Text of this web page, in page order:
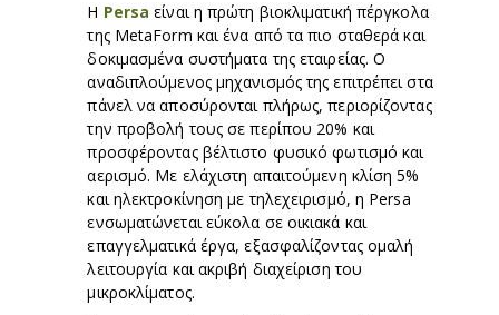
Η Persa είναι η πρώτη βιοκλιματική πέργκολα
της MetaForm και ένα από τα πιο σταθερά και
δοκιμασμένα συστήματα της εταιρείας. Ο
αναδιπλούμενος μηχανισμός της επιτρέπει στα
πάνελ να αποσύρονται πλήρως, περιορίζοντας
την προβολή τους σε περίπου 20% και
προσφέροντας βέλτιστο φυσικό φωτισμό και
αερισμό. Με ελάχιστη απαιτούμενη κλίση 5%
και ηλεκτροκίνηση με τηλεχειρισμό, η Persa
ενσωματώνεται εύκολα σε οικιακά και
επαγγελματικά έργα, εξασφαλίζοντας ομαλή
λειτουργία και ακριβή διαχείριση του
μικροκλίματος.